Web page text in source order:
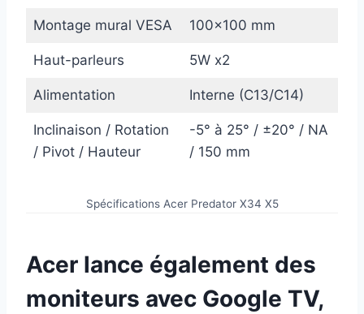
Montage mural VESA 100×100 mm
Haut-parleurs 5W x2
Alimentation Interne (C13/C14)
Inclinaison / Rotation
/ Pivot / Hauteur
-5° à 25° / ±20° / NA
/ 150 mm
Spécifications Acer Predator X34 X5
Acer lance également des
moniteurs avec Google TV,